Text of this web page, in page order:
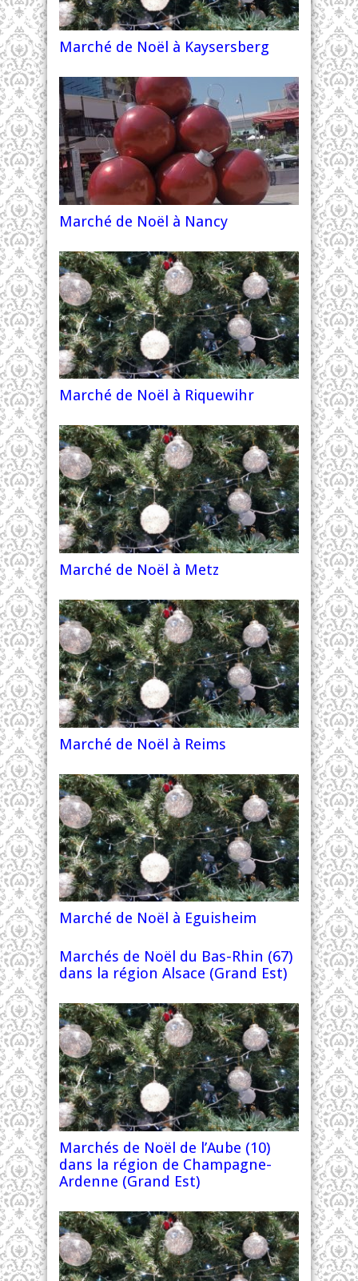
Marché de Noël à Kaysersberg
Marché de Noël à Nancy
Marché de Noël à Riquewihr
Marché de Noël à Metz
Marché de Noël à Reims
Marché de Noël à Eguisheim
Marchés de Noël du Bas-Rhin (67)
dans la région Alsace (Grand Est)
Marchés de Noël de l’Aube (10)
dans la région de Champagne-
Ardenne (Grand Est)